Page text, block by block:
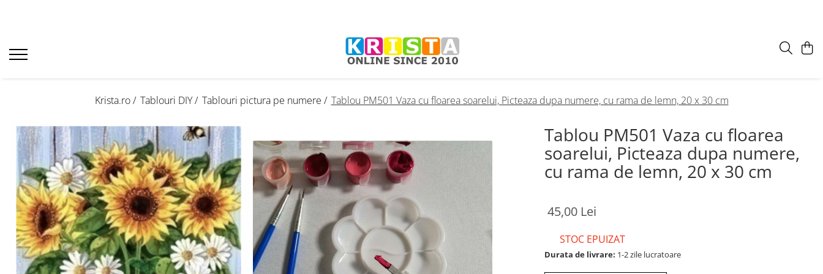
Krista.ro / Tablouri DIY / Tablouri pictura pe numere / Tablou PM501 Vaza cu floarea soarelui, Picteaza dupa numere, cu rama de lemn, 20 x 30 cm
Tablou PM501 Vaza cu floarea
soarelui, Picteaza dupa numere,
cu rama de lemn, 20 x 30 cm
45,00 Lei
STOC EPUIZAT
Durata de livrare: 1-2 zile lucratoare